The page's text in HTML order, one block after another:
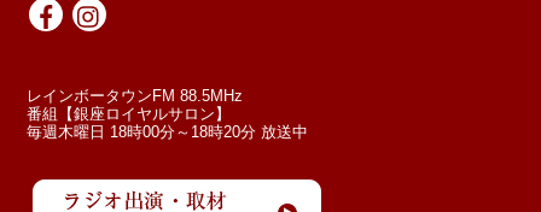
レインボータウンFM 88.5MHz
番組【銀座ロイヤルサロン】
毎週木曜日 18時00分～18時20分 放送中